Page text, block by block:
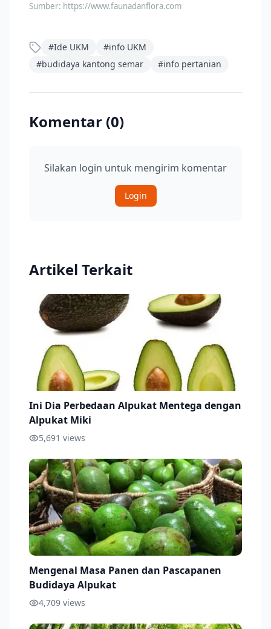
Sumber: https://www.faunadanflora.com
#Ide UKM #info UKM
#budidaya kantong semar #info pertanian
Komentar (0)
Silakan login untuk mengirim komentar
Login
Artikel Terkait
Ini Dia Perbedaan Alpukat Mentega dengan
Alpukat Miki
5,691 views
Mengenal Masa Panen dan Pascapanen
Budidaya Alpukat
4,709 views